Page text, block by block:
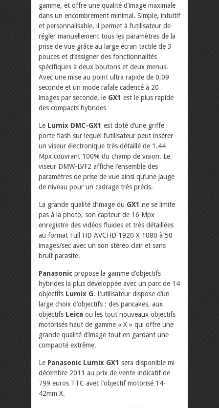
gamme, et offre une qualité d’image maximale
dans un encombrement minimal. Simple, intuitif
et personnalisable, il permet à l’utilisateur de
régler manuellement tous les paramètres de la
prise de vue grâce au large écran tactile de 3
pouces et d’assigner des fonctionnalités
spécifiques à deux boutons et deux menus.
Avec une mise au point ultra rapide de 0,09
seconde et un mode rafale cadencé à 20
images par seconde, le GX1 est le plus rapide
des compacts hybrides
Le Lumix DMC-GX1 est doté d’une griffe
porte flash sur lequel l’utilisateur peut insérer
un viseur électronique très détaillé de 1.44
Mpx couvrant 100% du champ de vision. Le
viseur DMW-LVF2 affiche l’ensemble des
paramètres de prise de vue ainsi qu’une jauge
de niveau pour un cadrage très précis.
La grande qualité d’image du GX1 ne se limite
pas à la photo, son capteur de 16 Mpx
enregistre des vidéos fluides et très détaillées
au format Full HD AVCHD 1920 X 1080 à 50
images/sec avec un son stéréo clair et sans
bruit parasite.
Panasonic propose la gamme d’objectifs
hybrides la plus développée avec un parc de 14
objectifs Lumix G. L’utilisateur dispose d’un
large choix d’objectifs : des pancakes, aux
objectifs Leica ou les tout nouveaux objectifs
motorisés haut de gamme « X » qui offre une
grande qualité d’image tout en gardant une
compacité extrême.
Le Panasonic Lumix GX1 sera disponible mi-
décembre 2011 au prix de vente indicatif de
799 euros TTC avec l’objectif motorisé 14-
42mm X.